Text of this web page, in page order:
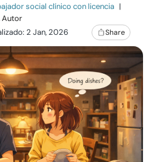
social clínico con licencia |
Autor
2 Jan, 2026 Share